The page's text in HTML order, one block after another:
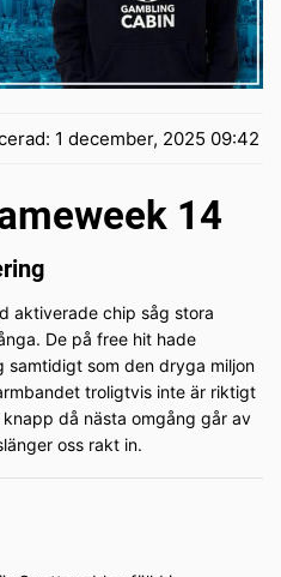
1 december, 2025 09:42
14
aktiverade chip såg stora
De på free hit hade
som den dryga miljon
troligtvis inte är riktigt
då nästa omgång går av
oss rakt in.